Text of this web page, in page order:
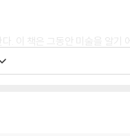
. 이 책은 그동안 미술을 알기
절한 동반자가 되어줄 것이다.
Introduction to Art